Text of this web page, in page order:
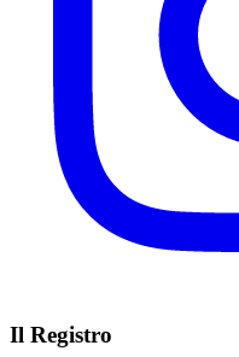
Il Registro